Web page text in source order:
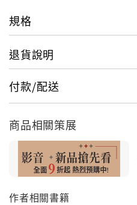
行音樂和傳統爵士的樂迷，
性。
或許是以故的爵士小號／
包袱，他那氣若游絲，脆弱
爵士男性歌手無法衝破、甩
求異，盡量找機會發揮各自
泊美男子提爾布羅納不斷企
柔磁性的中音域嗓音，一吋
提爾布羅納自九０年代中
輯，本職為爵士小號手，又
片製作，演唱嗓音綜合查特
（Michael Franks），是當
規格
退貨說明
付款/配送
商品相關策展
作者相關書籍